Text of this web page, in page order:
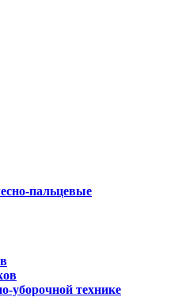
пальцевые
уборочной технике